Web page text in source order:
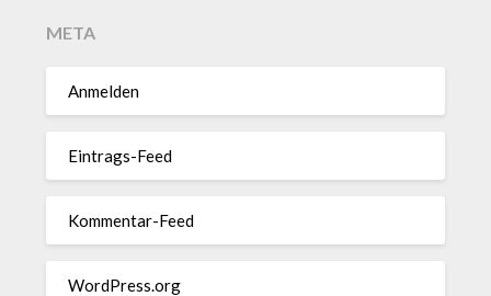
META
Anmelden
Eintrags-Feed
Kommentar-Feed
WordPress.org